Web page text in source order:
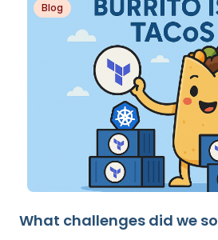
Blog
What challenges did we